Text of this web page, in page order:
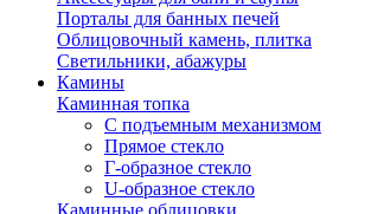
Порталы для банных печей
Облицовочный камень, плитка
Светильники, абажуры
Камины
Каминная топка
С подъемным механизмом
Прямое стекло
Г-образное стекло
U-образное стекло
Каминные облицовки